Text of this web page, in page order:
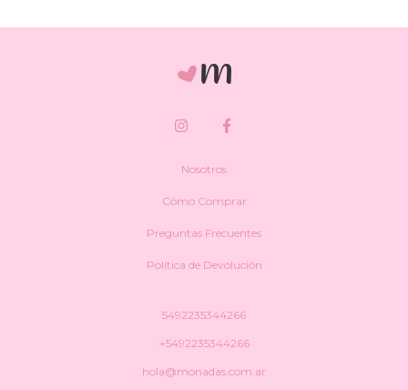
Nosotros
Cómo Comprar
Preguntas Frecuentes
Política de Devolución
5492235344266
+5492235344266
hola@monadas.com.ar